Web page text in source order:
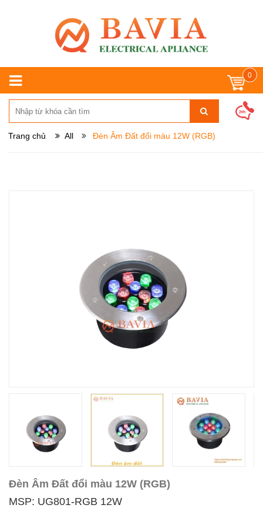
0
Trang chủ All Đèn Âm Đất đổi màu 12W (RGB)
Đèn Âm Đất đổi màu 12W (RGB)
MSP: UG801-RGB 12W